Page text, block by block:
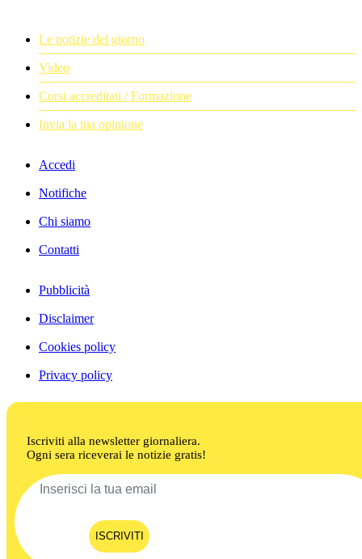
Le notizie del giorno
Video
Corsi accreditati / Formazione
Invia la tua opinione
Accedi
Notifiche
Chi siamo
Contatti
Pubblicità
Disclaimer
Cookies policy
Privacy policy
Iscriviti alla newsletter giornaliera.
Ogni sera riceverai le notizie gratis!
ISCRIVITI